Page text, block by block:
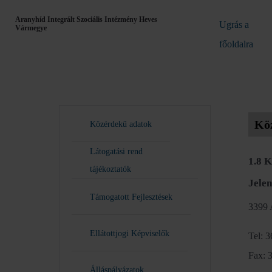
Aranyhíd Integrált Szociális Intézmény Heves
Vármegye
Ugrás a
főoldalra
Közérdekű adatok
Látogatási rend
tájékoztatók
Támogatott Fejlesztések
Ellátottjogi Képviselők
Álláspályázatok
1.8
3399
Tel:
Fax: